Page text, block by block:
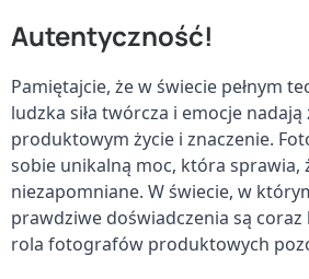
Autentyczność!
Pamiętajcie, że w świecie pełnym
ludzka siła twórcza i emocje
produktowym życie i znaczenie.
sobie unikalną moc, która sprawia,
niezapomniane. W świecie, w
prawdziwe doświadczenia są
rola fotografów produktowych